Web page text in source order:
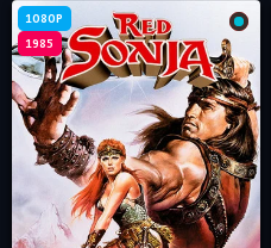
1080P
1985